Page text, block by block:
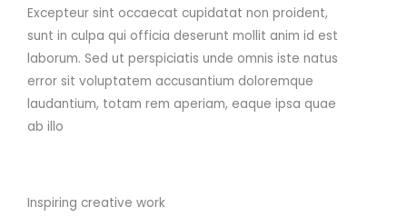
Excepteur sint occaecat cupidatat non proident,
sunt in culpa qui officia deserunt mollit anim id est
laborum. Sed ut perspiciatis unde omnis iste natus
error sit voluptatem accusantium doloremque
laudantium, totam rem aperiam, eaque ipsa quae
ab illo
Inspiring creative work